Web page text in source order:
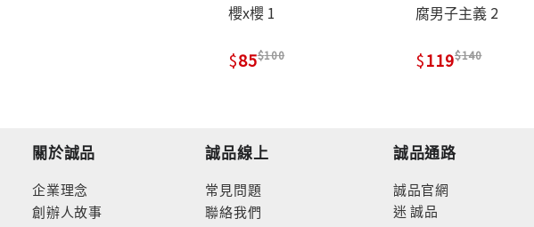
櫻x櫻 1
85 100
腐男子主義 2
119 140
關於誠品
企業理念
創辦人故事
誠品線上
常見問題
聯絡我們
誠品通路
誠品官網
迷 誠品